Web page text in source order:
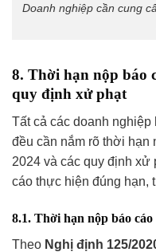
Doanh nghiệp cần cung
8. Thời hạn nộp báo
quy định xử phạt
Tất cả các doanh
đều cần nắm rõ thời hạn
2024 và các quy định
cáo thực hiện đúng hạn,
8.1. Thời hạn nộp báo
Theo Nghị định 125/